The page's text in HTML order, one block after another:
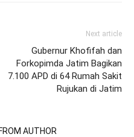
Next article
Gubernur Khofifah dan
Forkopimda Jatim Bagikan
7.100 APD di 64 Rumah Sakit
Rujukan di Jatim
AUTHOR